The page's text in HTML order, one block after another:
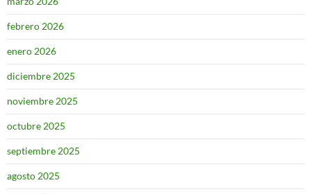
febrero 2026
enero 2026
diciembre 2025
noviembre 2025
octubre 2025
septiembre 2025
agosto 2025